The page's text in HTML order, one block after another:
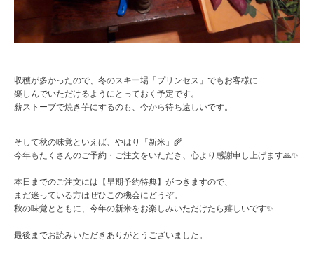
収穫が多かったので、冬のスキー場「プリンセス」でもお客様に
楽しんでいただけるようにとっておく予定です。
薪ストーブで焼き芋にするのも、今から待ち遠しいです。
そして秋の味覚といえば、やはり「新米」🌾
今年もたくさんのご予約・ご注文をいただき、心より感謝申し上げます🙏✨
本日までのご注文には【早期予約特典】がつきますので、
まだ迷っている方はぜひこの機会にどうぞ。
秋の味覚とともに、今年の新米をお楽しみいただけたら嬉しいです✨
最後までお読みいただきありがとうございました。